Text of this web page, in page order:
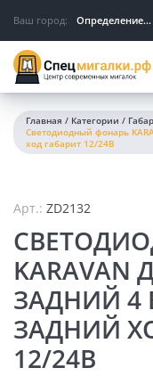
Ваш город: Определение...
Главная / Категории /
Светодиодный фонарь
ход габарит 12/24В
Арт.: ZD2132
ЗАДНИЙ 4
ЗАДНИЙ
12/24В